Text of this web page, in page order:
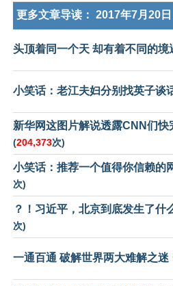
更多文章导读： 2017年7月20日
头顶着同一个天 却有着不同的境
小笑话：老江夫妇分别找英子谈
新华网这图片解说透露CNN们快
(204,373次)
小笑话：推荐一个值得你信赖的
次)
？！习近平，北京到底发生了什
次)
一通百通 破解世界两大难解之迷